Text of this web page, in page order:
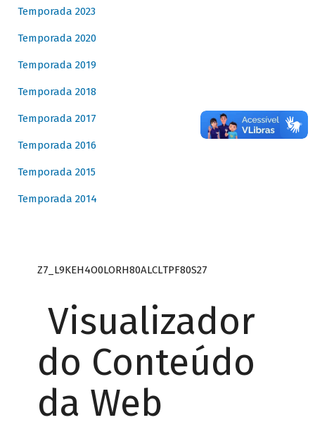
Temporada 2023
Temporada 2020
Temporada 2019
Temporada 2018
Temporada 2017
Temporada 2016
Temporada 2015
Temporada 2014
Z7_L9KEH4O0LORH80ALCLTPF80S27
Visualizador
do Conteúdo
da Web